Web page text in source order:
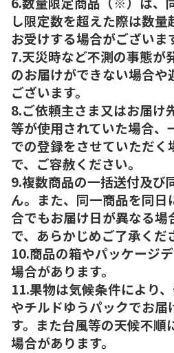
し限定数を超えた際は数
お受けする場合がございま
7.天災時など不測の事態が
のお届けができない場合
ございます。
8.ご依頼主さま又はお届け
等が使用されていた場合、
での登録をさせていただく
で、ご容赦ください。
9.複数商品の一括送付及び
ん。また、同一商品を同日
合でもお届け日が異なる場
で、あらかじめご了承くだ
10.商品の箱やパッケージ
場合があります。
11.果物は気候条件により
やチルドゆうパックでお届
す。また台風等の天候不順
場合があります。